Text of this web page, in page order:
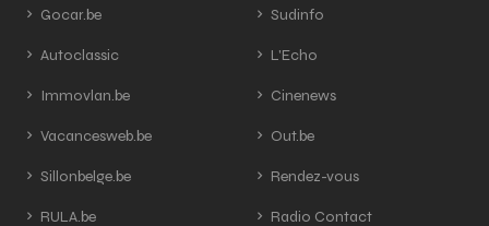
Gocar.be
Autoclassic
Immovlan.be
Vacancesweb.be
Sillonbelge.be
RULA.be
Sudinfo
L'Echo
Cinenews
Out.be
Rendez-vous
Radio Contact